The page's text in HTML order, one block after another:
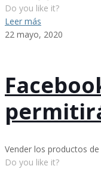
Do you like it?
Leer más
22 mayo, 2020
Vender los productos
Do you like it?